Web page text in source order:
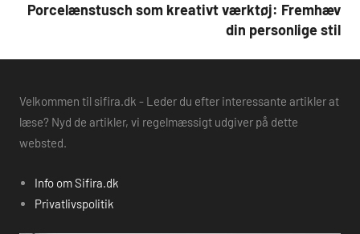
Porcelænstusch som kreativt værktøj: Fremhæv
din personlige stil
Velkommen til sifira.dk - Leder du efter interessante artikler at
læse? Nyd de artikler, vi regelmæssigt udgiver på dette
websted.
Info om Sifira.dk
Privatlivspolitik